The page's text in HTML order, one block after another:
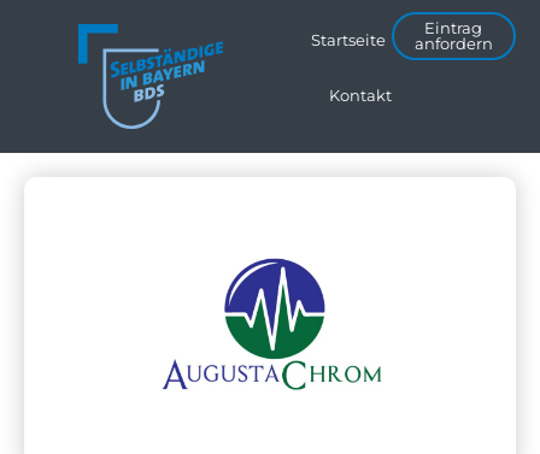
Startseite
Kontakt
Eintrag
anfordern